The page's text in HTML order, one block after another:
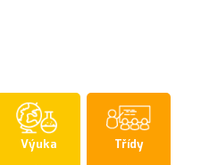
Výuka Třídy